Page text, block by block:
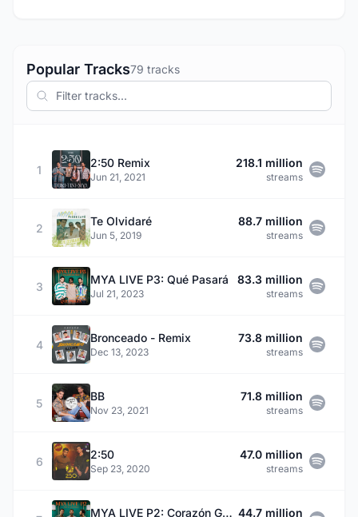
Popular Tracks79 tracks
1
2:50 Remix
Jun 21, 2021
218.1 million
streams
2
Te Olvidaré
Jun 5, 2019
88.7 million
streams
3
MYA LIVE P3: Qué Pasará
Jul 21, 2023
83.3 million
streams
4
Bronceado - Remix
Dec 13, 2023
73.8 million
streams
5
BB
Nov 23, 2021
71.8 million
streams
6
2:50
Sep 23, 2020
47.0 million
streams
MYA LIVE P2: Corazón Guerrero 44.7 million